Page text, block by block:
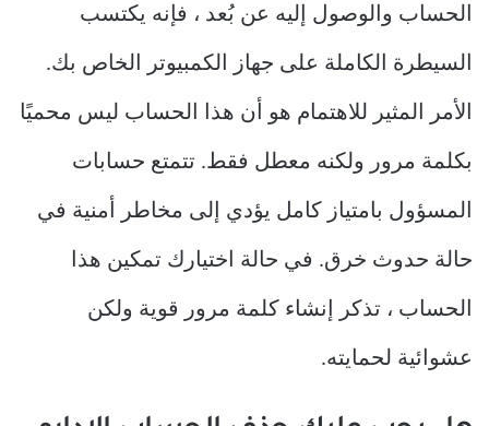
الحساب والوصول إليه عن بُعد ، فإنه يكتسب
السيطرة الكاملة على جهاز الكمبيوتر الخاص بك.
الأمر المثير للاهتمام هو أن هذا الحساب ليس محميًا
بكلمة مرور ولكنه معطل فقط. تتمتع حسابات
المسؤول بامتياز كامل يؤدي إلى مخاطر أمنية في
حالة حدوث خرق. في حالة اختيارك تمكين هذا
الحساب ، تذكر إنشاء كلمة مرور قوية ولكن
عشوائية لحمايته.